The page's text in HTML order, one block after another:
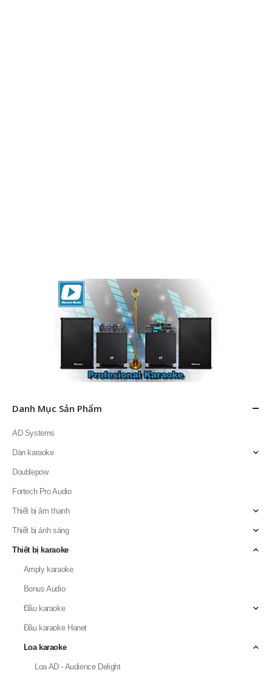
Danh Mục Sản Phẩm
AD Systems
Dàn karaoke
Doublepow
Fortech Pro Audio
Thiết bị âm thanh
Thiết bị ánh sáng
Thiết bị karaoke
Amply karaoke
Bonus Audio